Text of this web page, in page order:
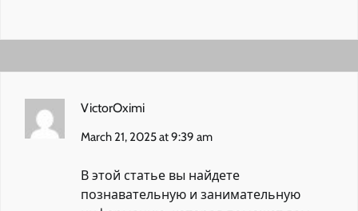
VictorOximi
March 21, 2025 at 9:39 am
В этой статье вы найдете
познавательную и занимательную